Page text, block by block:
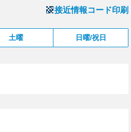
接近情報コード印刷
土曜 日曜/祝日